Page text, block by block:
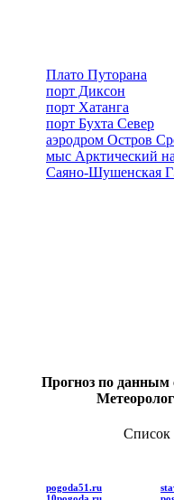
Плато Путорана
порт Диксон
порт Хатанга
порт Бухта Север
аэродром Остров
мыс Арктический
Саяно-Шушенская
Прогноз по данным
Список
pogoda51.ru